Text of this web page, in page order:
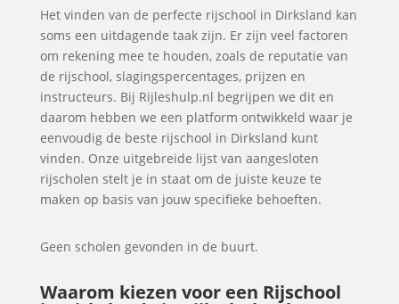
Het vinden van de perfecte rijschool in Dirksland kan
soms een uitdagende taak zijn. Er zijn veel factoren
om rekening mee te houden, zoals de reputatie van
de rijschool, slagingspercentages, prijzen en
instructeurs. Bij Rijleshulp.nl begrijpen we dit en
daarom hebben we een platform ontwikkeld waar je
eenvoudig de beste rijschool in Dirksland kunt
vinden. Onze uitgebreide lijst van aangesloten
rijscholen stelt je in staat om de juiste keuze te
maken op basis van jouw specifieke behoeften.
Geen scholen gevonden in de buurt.
Waarom kiezen voor een Rijschool